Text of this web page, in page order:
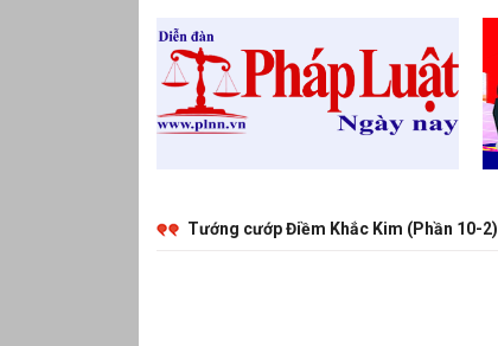
Tướng cướp Điềm Khắc Kim (Phần 10-2)